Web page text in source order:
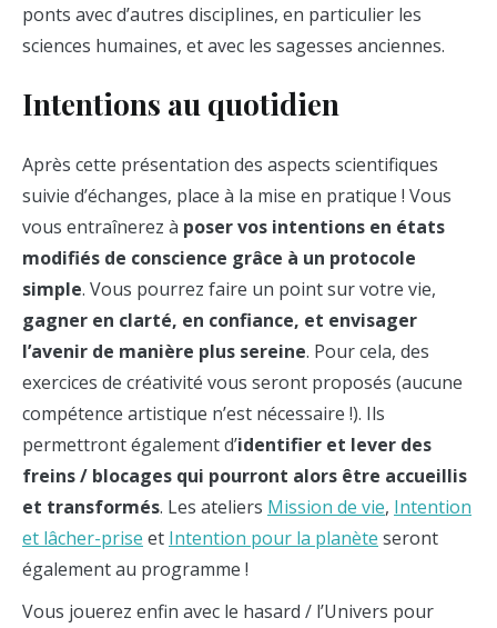
ponts avec d’autres disciplines, en particulier les
sciences humaines, et avec les sagesses anciennes.
Intentions au quotidien
Après cette présentation des aspects scientifiques
suivie d’échanges, place à la mise en pratique ! Vous
vous entraînerez à poser vos intentions en états
modifiés de conscience grâce à un protocole
simple. Vous pourrez faire un point sur votre vie,
gagner en clarté, en confiance, et envisager
l’avenir de manière plus sereine. Pour cela, des
exercices de créativité vous seront proposés (aucune
compétence artistique n’est nécessaire !). Ils
permettront également d’identifier et lever des
freins / blocages qui pourront alors être accueillis
et transformés. Les ateliers Mission de vie, Intention
et lâcher-prise et Intention pour la planète seront
également au programme !
Vous jouerez enfin avec le hasard / l’Univers pour